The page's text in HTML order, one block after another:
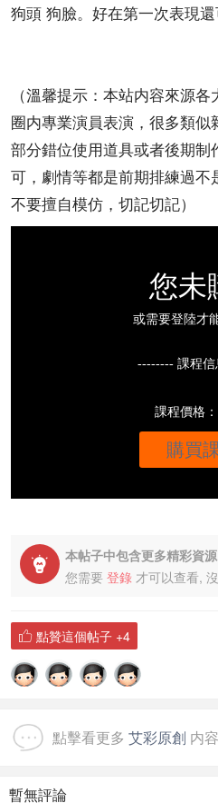
狗頭 狗臉。好在第一次表現還
（溫馨提示：本站内容來源
圈内專業演員表演，很多類似
部分錯位使用道具或者後期制
可，劇情等都是前期排練過
不要擅自模仿，切記切記）
您未
或需要登陸才
-------- 課程
課程價格
購買

本帖子中包含更多精彩資源
您需要 登錄 才可以查看,
 點贊這個帖子 +4
點擊看更多 艾彩原創 内容
暫無評論